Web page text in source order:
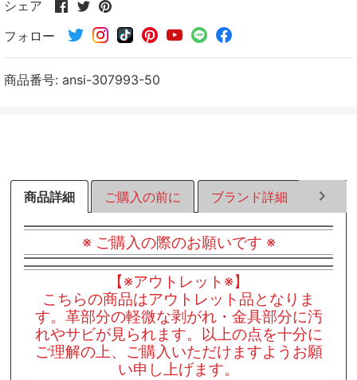
シェア
シ
ェ
す
シ
ェ
ア
シ
ェ
ア
す
フォロー
商品番号: ansi-307993-50
商品詳細 ご購入の前に ブランド詳細 ラッ
※ ご購入の際のお願いです ※
【※アウトレット※】
こちらの商品はアウトレット品となりま
す。革部分の軽微な剥がれ・金具部分に汚
れやサビが見られます。以上の点を十分に
ご理解の上、ご購入いただけますようお願
い申し上げます。